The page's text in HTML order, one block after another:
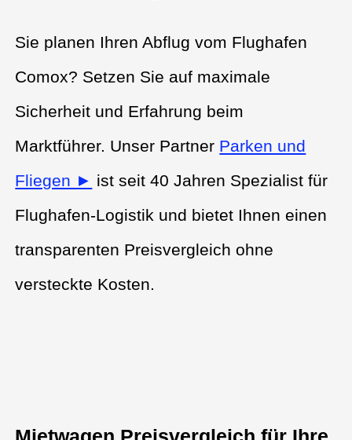
Sie planen Ihren Abflug vom Flughafen
Comox? Setzen Sie auf maximale
Sicherheit und Erfahrung beim
Marktführer. Unser Partner Parken und
Fliegen ► ist seit 40 Jahren Spezialist für
Flughafen-Logistik und bietet Ihnen einen
transparenten Preisvergleich ohne
versteckte Kosten.